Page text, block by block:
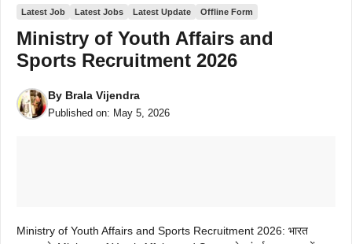
Latest Job Latest Jobs Latest Update Offline Form
Ministry of Youth Affairs and
Sports Recruitment 2026
By Brala Vijendra
Published on: May 5, 2026
Ministry of Youth Affairs and Sports Recruitment 2026: भारत